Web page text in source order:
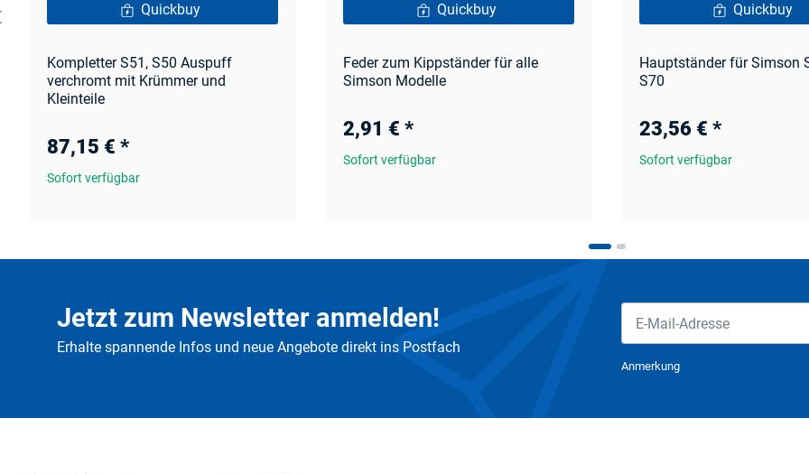
Quickbuy
Kompletter S51, S50 Auspuff
verchromt mit Krümmer und
Kleinteile
87,15 € *
Sofort verfügbar
Quickbuy
Feder zum Kippständer für alle
Simson Modelle
2,91 € *
Sofort verfügbar
Quickbuy
Hauptständer für Simson
S70
23,56 € *
Sofort verfügbar
Jetzt zum Newsletter anmelden!
Erhalte spannende Infos und neue Angebote direkt ins Postfach
Anmerkung